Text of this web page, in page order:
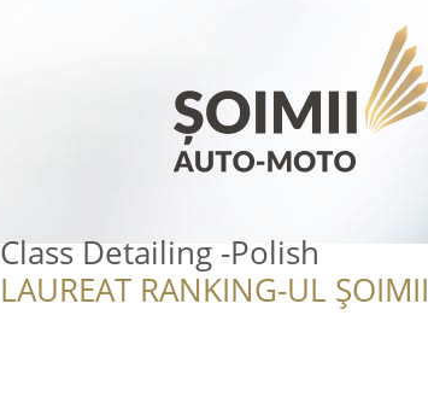
Class Detailing -Polish
LAUREAT RANKING-UL ȘOIMII